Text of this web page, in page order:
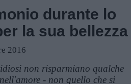
durante lo
la sua bellezza
2016
non risparmiano qualche
- non quello che si